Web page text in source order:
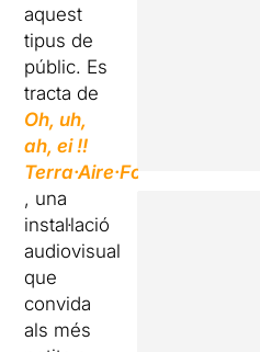
aquest
tipus de
públic. Es
tracta de
Oh, uh,
ah, ei !!
Terra·Aire·Foc·Aigua
, una
instal·lació
audiovisual
que
convida
als més